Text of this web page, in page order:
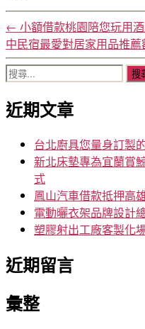
← 小額借款桃園陪您玩用
中民宿最愛對居家用品推
搜
關
鍵
近期文章
台北廚具您量身訂製
新北床墊專為宜蘭賞
式
鳳山汽車借款抵押高
電動曬衣架品牌設計
塑膠射出工廠客製化
近期留言
彙整